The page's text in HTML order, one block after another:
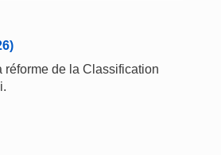
réforme de la Classification